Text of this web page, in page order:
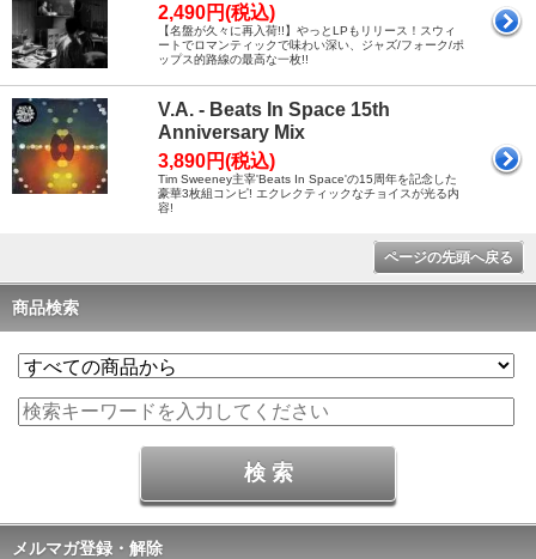
2,490円(税込)
【名盤が久々に再入荷!!】やっとLPもリリース！スウィ
ートでロマンティックで味わい深い、ジャズ/フォーク/ポ
ップス的路線の最高な一枚!!
V.A. - Beats In Space 15th
Anniversary Mix
3,890円(税込)
Tim Sweeney主宰'Beats In Space'の15周年を記念した
豪華3枚組コンピ! エクレクティックなチョイスが光る内
容!
ページの先頭へ戻る
商品検索
メルマガ登録・解除